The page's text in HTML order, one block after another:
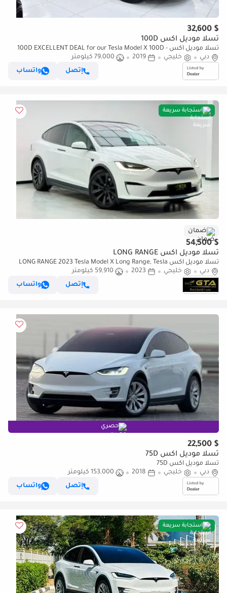
$ 32,600
تسلا موديل اكس 100D
تسلا موديل اكس 100D EXCELLENT DEAL for our Tesla Model X 100D -
Long Range ( 2019 Model ) in Grey Color GCC Specs
دبي خليجي 2019
79,000 كيلومتر
إتصل
واتساب
استجابة سريعة
ضمان
$ 54,500
تسلا موديل اكس LONG RANGE
تسلا موديل اكس LONG RANGE 2023 Tesla Model X Long Range, Tesla
Warranty+Full Service History, GCC Specs
دبي خليجي 2023
59,910 كيلومتر
إتصل
واتساب
حصري
$ 22,500
تسلا موديل اكس 75D
تسلا موديل اكس 75D
دبي
خليجي 2018
153,000 كيلومتر
إتصل
واتساب
استجابة سريعة